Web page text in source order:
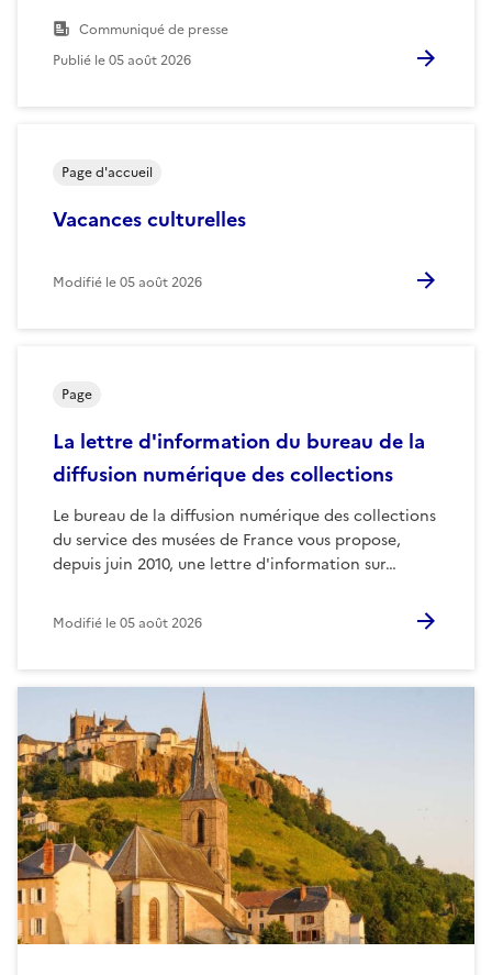
Communiqué de presse
Publié le05 août 2026
Vacances culturelles
Page d'accueil
Modifié le05 août 2026
La lettre d'information du bureau de la
diffusion numérique des collections
Le bureau de la diffusion numérique des collections
du service des musées de France vous propose,
depuis juin 2010, une lettre d'information sur…
Page
Modifié le05 août 2026